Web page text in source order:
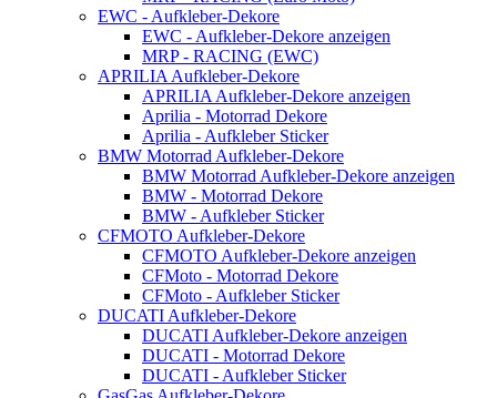
EWC - Aufkleber-Dekore
EWC - Aufkleber-Dekore anzeigen
MRP - RACING (EWC)
APRILIA Aufkleber-Dekore
APRILIA Aufkleber-Dekore anzeigen
Aprilia - Motorrad Dekore
Aprilia - Aufkleber Sticker
BMW Motorrad Aufkleber-Dekore
BMW Motorrad Aufkleber-Dekore anzeigen
BMW - Motorrad Dekore
BMW - Aufkleber Sticker
CFMOTO Aufkleber-Dekore
CFMOTO Aufkleber-Dekore anzeigen
CFMoto - Motorrad Dekore
CFMoto - Aufkleber Sticker
DUCATI Aufkleber-Dekore
DUCATI Aufkleber-Dekore anzeigen
DUCATI - Motorrad Dekore
DUCATI - Aufkleber Sticker